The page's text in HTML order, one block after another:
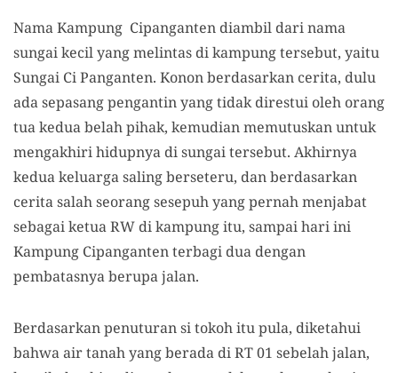
Nama Kampung Cipanganten diambil dari nama
sungai kecil yang melintas di kampung tersebut, yaitu
Sungai Ci Panganten. Konon berdasarkan cerita, dulu
ada sepasang pengantin yang tidak direstui oleh orang
tua kedua belah pihak, kemudian memutuskan untuk
mengakhiri hidupnya di sungai tersebut. Akhirnya
kedua keluarga saling berseteru, dan berdasarkan
cerita salah seorang sesepuh yang pernah menjabat
sebagai ketua RW di kampung itu, sampai hari ini
Kampung Cipanganten terbagi dua dengan
pembatasnyaberupa jalan.
Berdasarkan penuturan si tokoh itu pula, diketahui
bahwa air tanah yang berada di RT 01 sebelah jalan,